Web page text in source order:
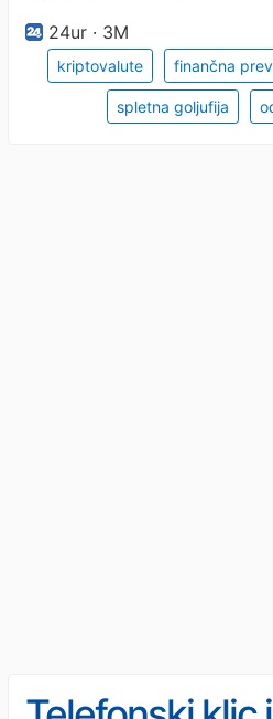
24ur · 3M
kriptovalute finančna
spletna goljufija